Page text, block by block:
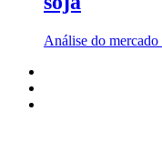
Análise do mercado